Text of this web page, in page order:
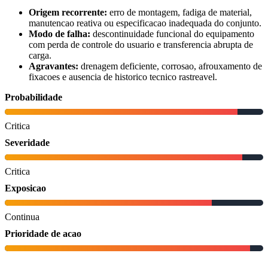
Origem recorrente: erro de montagem, fadiga de material,
manutencao reativa ou especificacao inadequada do conjunto.
Modo de falha: descontinuidade funcional do equipamento
com perda de controle do usuario e transferencia abrupta de
carga.
Agravantes: drenagem deficiente, corrosao, afrouxamento de
fixacoes e ausencia de historico tecnico rastreavel.
Probabilidade
Critica
Severidade
Critica
Exposicao
Continua
Prioridade de acao